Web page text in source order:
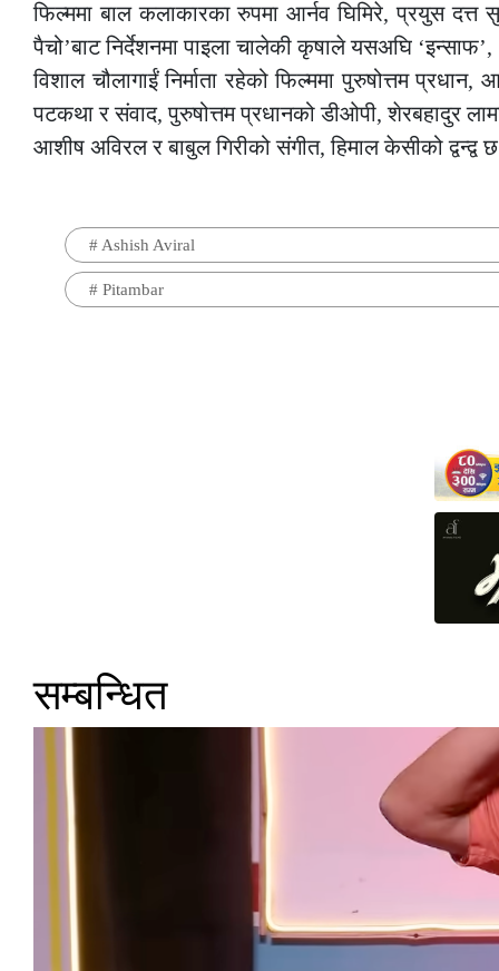
फिल्ममा बाल कलाकारका रुपमा आर्नव घिमिरे, प्रयुस
पैचो’बाट निर्देशनमा पाइला चालेकी कृषाले यसअघि
विशाल चौलागाईं निर्माता रहेको फिल्ममा पुरुषोत्तम प्रधान,
पटकथा र संवाद, पुरुषोत्तम प्रधानको डीओपी, शेरबहादुर
आशीष अविरल र बाबुल गिरीको संगीत, हिमाल केसीको
#Ashish Aviral
# Pitambar
सम्बन्धित